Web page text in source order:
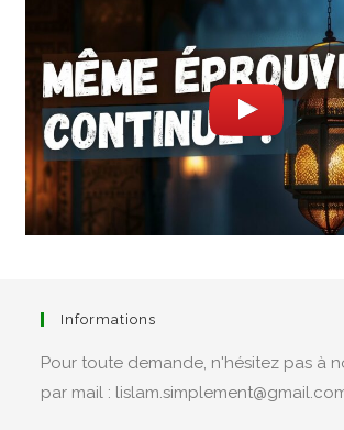
Informations
Pour toute demande, n'hésitez pas à
par mail :